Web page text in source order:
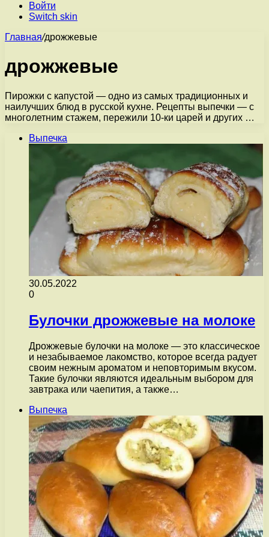
Войти
Switch skin
Главная/дрожжевые
дрожжевые
Пирожки с капустой — одно из самых традиционных и
наилучших блюд в русской кухне. Рецепты выпечки — с
многолетним стажем, пережили 10-ки царей и других …
Выпечка
30.05.2022
0
Булочки дрожжевые на молоке
Дрожжевые булочки на молоке — это классическое
и незабываемое лакомство, которое всегда радует
своим нежным ароматом и неповторимым вкусом.
Такие булочки являются идеальным выбором для
завтрака или чаепития, а также…
Выпечка